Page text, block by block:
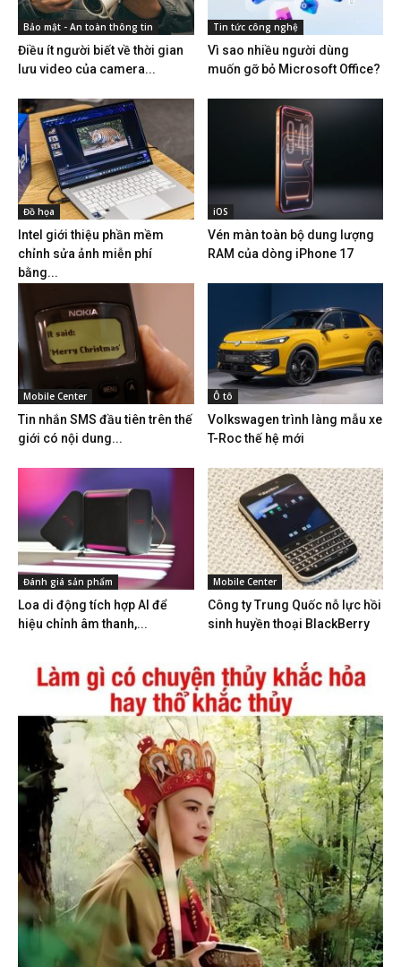
Bảo mật - An toàn thông tin
Điều ít người biết về thời gian
lưu video của camera...
Tin tức công nghệ
Vì sao nhiều người dùng
muốn gỡ bỏ Microsoft Office?
Đồ họa
Intel giới thiệu phần mềm
chỉnh sửa ảnh miễn phí
bằng...
iOS
Vén màn toàn bộ dung lượng
RAM của dòng iPhone 17
Mobile Center
Tin nhắn SMS đầu tiên trên thế
giới có nội dung...
Ô tô
Volkswagen trình làng mẫu xe
T-Roc thế hệ mới
Đánh giá sản phẩm
Loa di động tích hợp AI để
hiệu chỉnh âm thanh,...
Mobile Center
Công ty Trung Quốc nỗ lực hồi
sinh huyền thoại BlackBerry